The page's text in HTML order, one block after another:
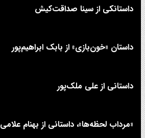
داستانکی از سینا صداقت‌کیش
داستان «خون‌بازی» از بابک ابراهیم‌پور
داستانی از علی‌ ملک‌پور
«مرداب لحظه‌ها»، داستانی از بهنام علامی